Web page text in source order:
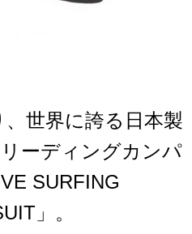
世界に誇る日本製
ーディングカンパ
SURFING
」 。